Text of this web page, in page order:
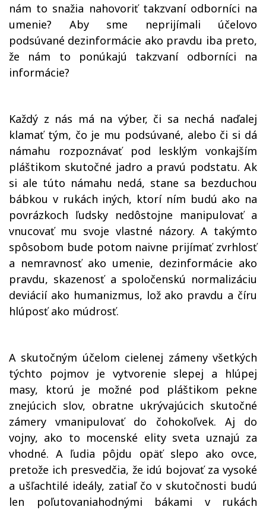
nám to snažia nahovoriť takzvaní odborníci na
umenie? Aby sme neprijímali účelovo
podsúvané dezinformácie ako pravdu iba preto,
že nám to ponúkajú takzvaní odborníci na
informácie?
Každý z nás má na výber, či sa nechá naďalej
klamať tým, čo je mu podsúvané, alebo či si dá
námahu rozpoznávať pod lesklým vonkajším
pláštikom skutočné jadro a pravú podstatu. Ak
si ale túto námahu nedá, stane sa bezduchou
bábkou v rukách iných, ktorí ním budú ako na
povrázkoch ľudsky nedôstojne manipulovať a
vnucovať mu svoje vlastné názory. A takýmto
spôsobom bude potom naivne prijímať zvrhlosť
a nemravnosť ako umenie, dezinformácie ako
pravdu, skazenosť a spoločenskú normalizáciu
deviácií ako humanizmus, lož ako pravdu a číru
hlúposť ako múdrosť.
A skutočným účelom cielenej zámeny všetkých
týchto pojmov je vytvorenie slepej a hlúpej
masy, ktorú je možné pod pláštikom pekne
znejúcich slov, obratne ukrývajúcich skutočné
zámery vmanipulovať do čohokoľvek. Aj do
vojny, ako to mocenské elity sveta uznajú za
vhodné. A ľudia pôjdu opäť slepo ako ovce,
pretože ich presvedčia, že idú bojovať za vysoké
a ušľachtilé ideály, zatiaľ čo v skutočnosti budú
len poľutovaniahodnými bákami v rukách